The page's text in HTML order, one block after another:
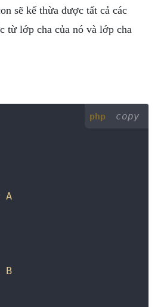
sẽ kế thừa được tất cả các
từ lớp cha của nó và lớp cha
php copy
A
B